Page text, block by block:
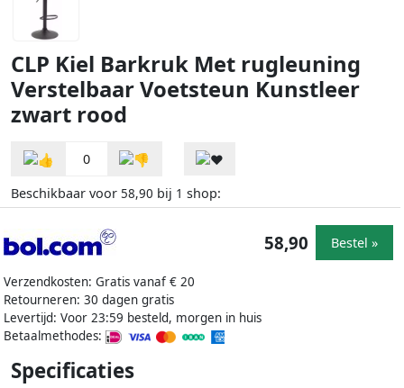
CLP Kiel Barkruk Met rugleuning
Verstelbaar Voetsteun Kunstleer
zwart rood
0
Beschikbaar voor 58,90 bij 1 shop:
Verzendkosten: Gratis vanaf € 20
Retourneren: 30 dagen gratis
Levertijd: Voor 23:59 besteld, morgen in huis
Betaalmethodes:
58,90 Bestel »
Specificaties